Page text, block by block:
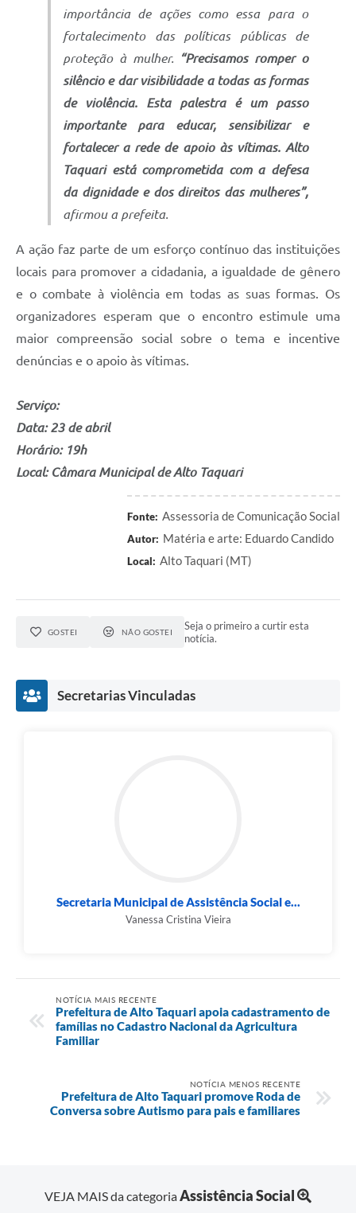
importância de ações como essa para o
fortalecimento das políticas públicas de
proteção à mulher. “Precisamos romper o
silêncio e dar visibilidade a todas as formas
de violência. Esta palestra é um passo
importante para educar, sensibilizar e
fortalecer a rede de apoio às vítimas. Alto
Taquari está comprometida com a defesa
da dignidade e dos direitos das mulheres”,
afirmou a prefeita.
A ação faz parte de um esforço contínuo das instituições
locais para promover a cidadania, a igualdade de gênero
e o combate à violência em todas as suas formas. Os
organizadores esperam que o encontro estimule uma
maior compreensão social sobre o tema e incentive
denúncias e o apoio às vítimas.
Serviço:
Data: 23 de abril
Horário: 19h
Local: Câmara Municipal de Alto Taquari
Fonte: Assessoria de Comunicação Social
Autor: Matéria e arte: Eduardo Candido
Local: Alto Taquari (MT)
GOSTEI NÃO GOSTEI
Seja o primeiro a curtir esta
notícia.
Secretarias Vinculadas
Secretaria Municipal de Assistência Social e...
Vanessa Cristina Vieira
NOTÍCIA MAIS RECENTE
Prefeitura de Alto Taquari apoia cadastramento de
famílias no Cadastro Nacional da Agricultura
Familiar
NOTÍCIA MENOS RECENTE
Prefeitura de Alto Taquari promove Roda de
Conversa sobre Autismo para pais e familiares
VEJA MAIS da categoriaAssistência Social